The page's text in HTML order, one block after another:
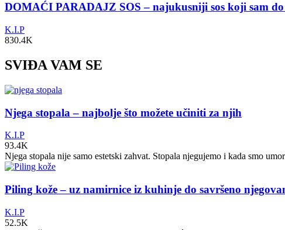
DOMAĆI PARADAJZ SOS – najukusniji sos koji sam
K.I.P
830.4K
SVIĐA VAM SE
Njega stopala – najbolje što možete učiniti za njih
K.I.P
93.4K
Njega stopala nije samo estetski zahvat. Stopala njegujemo i kada smo
Piling kože – uz namirnice iz kuhinje do savršeno
K.I.P
52.5K